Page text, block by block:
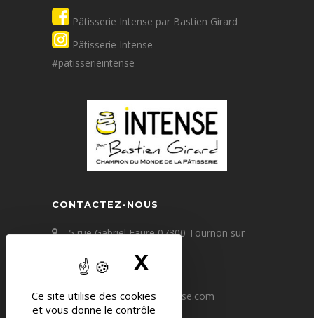
Ce site utilise des cookies
et vous donne le contrôle
X
Pâtisserie Intense par Bastien Girard
Pâtisserie Intense
#patisserieintense
CONTACTEZ-NOUS
5 rue Gabriel Faure 07300 Tournon sur
+33(0) 4 75 09 67 60
contact@patisserie-intense.com